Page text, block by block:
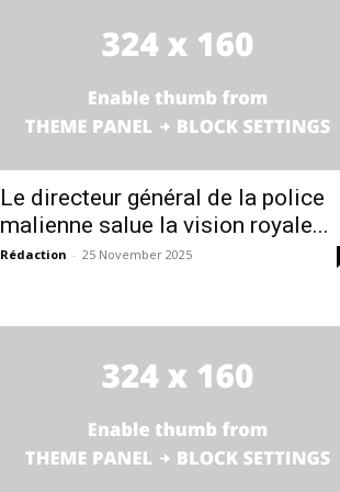
Le directeur général de la police
malienne salue la vision royale...
Rédaction - 25 November 2025